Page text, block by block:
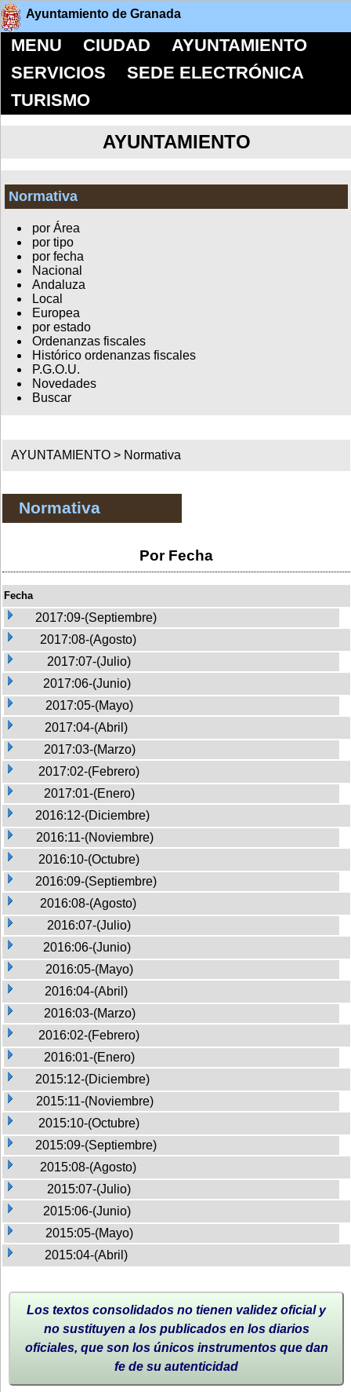
Ayuntamiento de Granada
MENU CIUDAD
AYUNTAMIENTO
SERVICIOS
SEDE ELECTRÓNICA
TURISMO
AYUNTAMIENTO
Normativa
por Área
por tipo
por fecha
Nacional
Andaluza
Local
Europea
por estado
Ordenanzas fiscales
Histórico ordenanzas fiscales
P.G.O.U.
Novedades
Buscar
AYUNTAMIENTO > Normativa
Normativa
Por Fecha
Fecha
2017:09-(Septiembre)
2017:08-(Agosto)
2017:07-(Julio)
2017:06-(Junio)
2017:05-(Mayo)
2017:04-(Abril)
2017:03-(Marzo)
2017:02-(Febrero)
2017:01-(Enero)
2016:12-(Diciembre)
2016:11-(Noviembre)
2016:10-(Octubre)
2016:09-(Septiembre)
2016:08-(Agosto)
2016:07-(Julio)
2016:06-(Junio)
2016:05-(Mayo)
2016:04-(Abril)
2016:03-(Marzo)
2016:02-(Febrero)
2016:01-(Enero)
2015:12-(Diciembre)
2015:11-(Noviembre)
2015:10-(Octubre)
2015:09-(Septiembre)
2015:08-(Agosto)
2015:07-(Julio)
2015:06-(Junio)
2015:05-(Mayo)
2015:04-(Abril)
Los textos consolidados no tienen validez oficial y
no sustituyen a los publicados en los diarios
oficiales, que son los únicos instrumentos que dan
fe de su autenticidad